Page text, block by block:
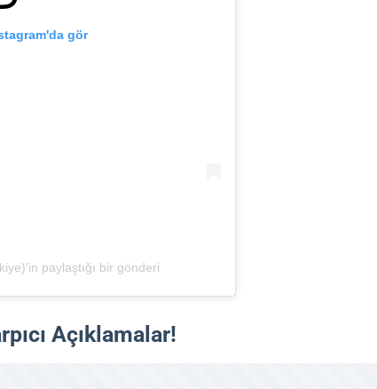
gör
paylaştığı bir gönderi
Açıklamalar!